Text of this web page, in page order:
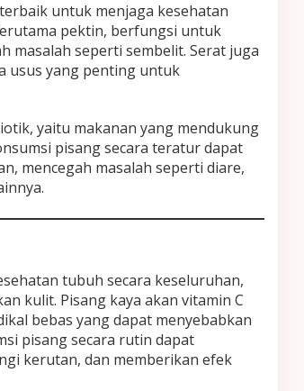
untuk menjaga kesehatan
pektin, berfungsi untuk
masalah seperti sembelit. Serat juga
usus yang penting untuk
yaitu makanan yang mendukung
pisang secara teratur dapat
mencegah masalah seperti diare,
tubuh secara keseluruhan,
kulit. Pisang kaya akan vitamin C
bebas yang dapat menyebabkan
pisang secara rutin dapat
kerutan, dan memberikan efek